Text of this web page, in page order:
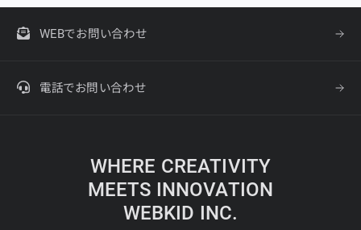
WEBでお問い合わせ
電話でお問い合わせ
WHERE CREATIVITY
MEETS INNOVATION
WEBKID INC.